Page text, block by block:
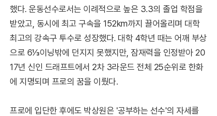
했다. 운동선수로서는 이례적으로 높은 3.3의 졸업 학점을
받았고, 동시에 최고 구속을 152km까지 끌어올리며 대학
최고의 강속구 투수로 성장했다. 대학 4학년 때는 어깨 부상
으로 6⅓이닝밖에 던지지 못했지만, 잠재력을 인정받아 20
17년 신인 드래프트에서 2차 3라운드 전체 25순위로 한화
에 지명되며 프로의 꿈을 이뤘다.
프로에 입단한 후에도 박상원은 '공부하는 선수'의 자세를